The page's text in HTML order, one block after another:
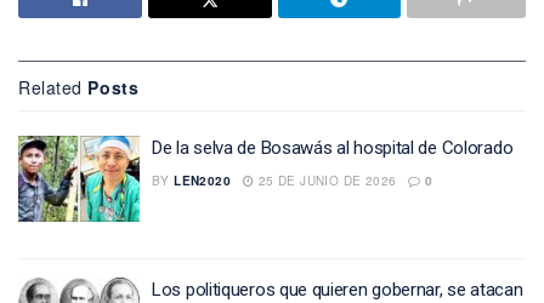
Related Posts
De la selva de Bosawás al hospital de Colorado
BY LEN2020 25 DE JUNIO DE 2026 0
Los politiqueros que quieren gobernar, se atacan